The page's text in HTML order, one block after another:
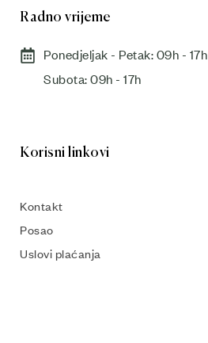
Radno vrijeme
Ponedjeljak - Petak: 09h - 17h
Subota: 09h - 17h​
Korisni linkovi
Kontakt
Posao
Uslovi plaćanja